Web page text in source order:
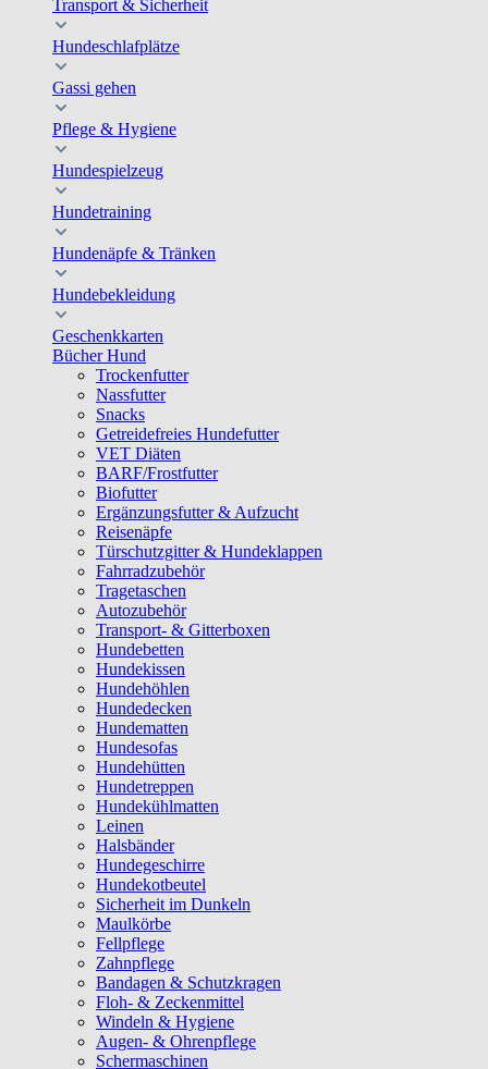
Transport & Sicherheit
Hundeschlafplätze
Gassi gehen
Pflege & Hygiene
Hundespielzeug
Hundetraining
Hundenäpfe & Tränken
Hundebekleidung
Geschenkkarten
Bücher Hund
Trockenfutter
Nassfutter
Snacks
Getreidefreies Hundefutter
VET Diäten
BARF/Frostfutter
Biofutter
Ergänzungsfutter & Aufzucht
Reisenäpfe
Türschutzgitter & Hundeklappen
Fahrradzubehör
Tragetaschen
Autozubehör
Transport- & Gitterboxen
Hundebetten
Hundekissen
Hundehöhlen
Hundedecken
Hundematten
Hundesofas
Hundehütten
Hundetreppen
Hundekühlmatten
Leinen
Halsbänder
Hundegeschirre
Hundekotbeutel
Sicherheit im Dunkeln
Maulkörbe
Fellpflege
Zahnpflege
Bandagen & Schutzkragen
Floh- & Zeckenmittel
Windeln & Hygiene
Augen- & Ohrenpflege
Schermaschinen